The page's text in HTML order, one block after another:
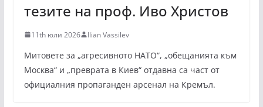
тезите на проф. Иво Христов
11th юли 2026 Ilian Vassilev
Митовете за „агресивното НАТО“, „обещанията към
Москва“ и „преврата в Киев“ отдавна са част от
официалния пропаганден арсенал на Кремъл.